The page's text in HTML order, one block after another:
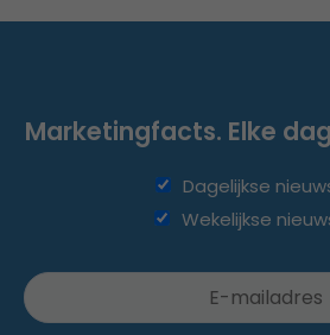
Marketingfacts. Elke
Dagelijkse
Wekelijkse